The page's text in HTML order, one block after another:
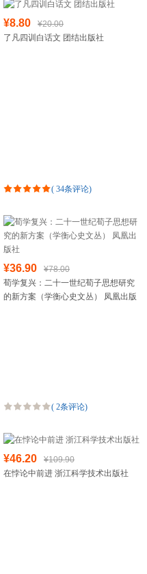
¥8.80
¥20.00
了凡四训白话文 团结出版社
( 34条评论)
¥36.90
¥78.00
荀学复兴：二十一世纪荀子思想研究
的新方案（学衡心史文丛） 凤凰出版
( 2条评论)
¥46.20
¥109.90
在悖论中前进 浙江科学技术出版社